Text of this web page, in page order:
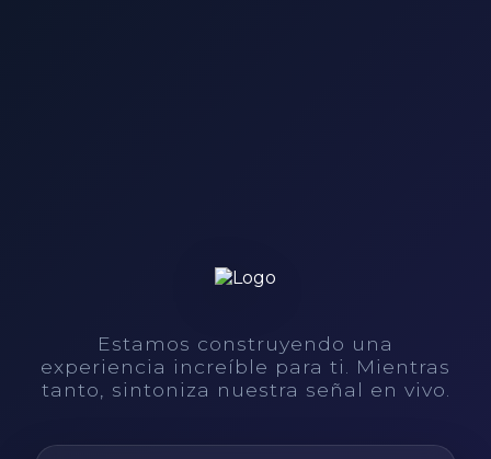
Estamos construyendo una
experiencia increíble para ti. Mientras
tanto, sintoniza nuestra señal en vivo.